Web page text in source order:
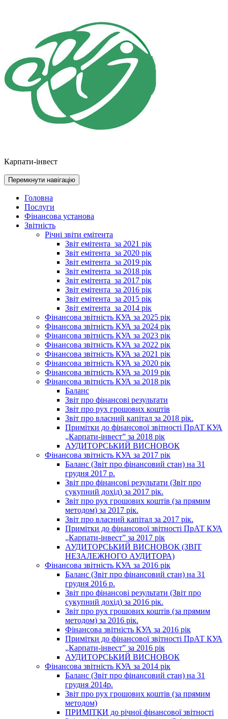
Карпати-інвест
Перемкнути навігацію
Головна
Послуги
Фінансова установа
Звітність
Річні звіти емітента
Звіт емітента_за 2021 рік
Звіт емітента_за 2020 рік
Звіт емітента_за 2019 рік
Звіт емітента_за 2018 рік
Звіт емітента_за 2017 рік
Звіт емітента_за 2016 рік
Звіт емітента_за 2015 рік
Звіт емітента_за 2014 рік
Фінансова звітність КУА за 2025 рік
Фінансова звітність КУА за 2024 рік
Фінансова звітність КУА за 2023 рік
Фінансова звітність КУА за 2022 рік
Фінансова звітність КУА за 2021 рік
Фінансова звітність КУА за 2020 рік
Фінансова звітність КУА за 2019 рік
Фінансова звітність КУА за 2018 рік
Баланс
Звіт про фінансові результати
Звіт про рух грошових коштів
Звіт про власний капітал за 2018 рік.
Примітки до фінансової звітності ПрАТ КУА
„Карпати-інвест” за 2018 рік
АУДИТОРСЬКИЙ ВИСНОВОК
Фінансова звітність КУА за 2017 рік
Баланс (Звіт про фінансовий стан) на 31
грудня 2017 р.
Звіт про фінансові результати (Звіт про
сукупний дохід) за 2017 рік.
Звіт про рух грошових коштів (за прямим
методом) за 2017 рік.
Звіт про власний капітал за 2017 рік.
Примітки до фінансової звітності ПрАТ КУА
„Карпати-інвест” за 2017 рік
АУДИТОРСЬКИЙ ВИСНОВОК (ЗВІТ
НЕЗАЛЕЖНОГО АУДИТОРА)
Фінансова звітність КУА за 2016 рік
Баланс (Звіт про фінансовий стан) на 31
грудня 2016 р.
Звіт про фінансові результати (Звіт про
сукупний дохід) за 2016 рік.
Звіт про рух грошових коштів (за прямим
методом) за 2016 рік.
Фінансова звітність КУА за 2016 рік
Примітки до фінансової звітності ПрАТ КУА
„Карпати-інвест” за 2016 рік
АУДИТОРСЬКИЙ ВИСНОВОК
Фінансова звітність КУА за 2014 рік
Баланс (Звіт про фінансовий стан) на 31
грудня 2014р.
Звіт про рух грошових коштів (за прямим
методом)
ПРИМІТКИ до річної фінансової звітності